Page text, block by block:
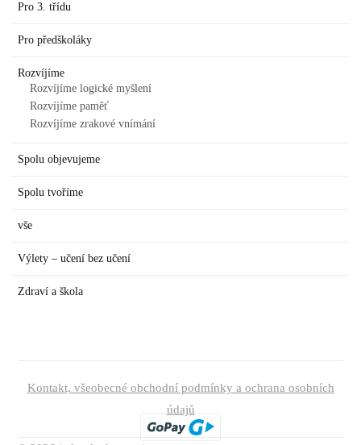
Pro 3. třídu
Pro předškoláky
Rozvíjíme
Rozvíjíme logické myšlení
Rozvíjíme paměť
Rozvíjíme zrakové vnímání
Spolu objevujeme
Spolu tvoříme
vše
Výlety – učení bez učení
Zdraví a škola
Kontakt, všeobecné obchodní podmínky a ochrana osobních
údajů